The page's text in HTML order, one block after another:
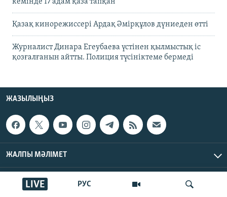
РУС
LIVE
кемінде 17 адам қаза тапқан
Қазақ кинорежиссері Ардақ Әмірқұлов дүниеден өтті
Журналист Динара Егеубаева үстінен қылмыстық іс
қозғалғанын айтты. Полиция түсініктеме бермеді
ЖАЗЫЛЫҢЫЗ
ЖАЛПЫ МӘЛІМЕТ
НЕГІЗГІ БӨЛІМДЕР